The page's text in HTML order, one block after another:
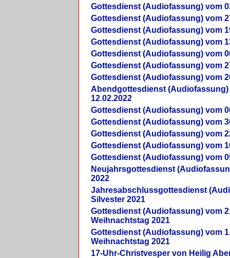
Gottesdienst (Audiofassung) vom
Gottesdienst (Audiofassung) vom
Gottesdienst (Audiofassung) vom
Gottesdienst (Audiofassung) vom
Gottesdienst (Audiofassung) vom
Gottesdienst (Audiofassung) vom
Gottesdienst (Audiofassung) vom
Abendgottesdienst (Audiofassung)
12.02.2022
Gottesdienst (Audiofassung) vom
Gottesdienst (Audiofassung) vom
Gottesdienst (Audiofassung) vom
Gottesdienst (Audiofassung) vom
Gottesdienst (Audiofassung) vom
Neujahrsgottesdienst
2022
Jahresabschlussgottesdienst
Silvester 2021
Gottesdienst (Audiofassung) vom
Weihnachtstag 2021
Gottesdienst (Audiofassung) vom
Weihnachtstag 2021
17-Uhr-Christvesper von Heilig